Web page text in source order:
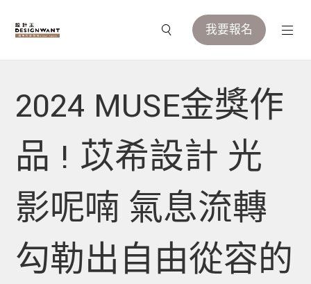
我要報名
2024 MUSE金獎作
品 ! 苡希設計 光
影呢喃 氣息流轉
勾勒出自由從容的